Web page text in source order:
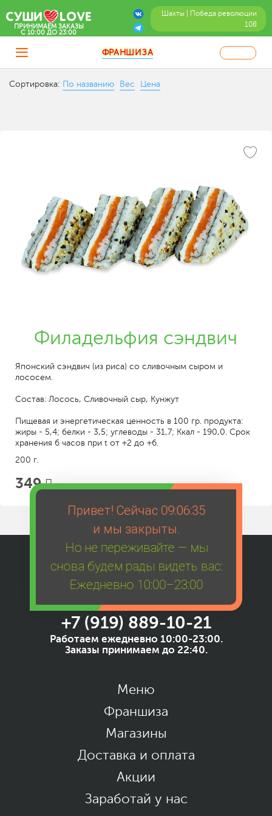
Привет! Сейчас 09:06:35
и мы закрыты.
Но не переживайте — мы
снова будем рады видеть вас:
Ежедневно 10:00–23:00
Шахты | Победа революции
108
ПРИНИМАЕМ ЗАКАЗЫ
C 10:00 ДО 23:00
ФРАНШИЗА
Сортировка: По названию Вес Цена
Филадельфия сэндвич
Японский сэндвич (из риса) со сливочным сыром и
лососем.
Состав: Лосось, Сливочный сыр, Кунжут
Пищевая и энергетическая ценность в 100 гр. продукта:
жиры - 5,4; белки - 3,5; углеводы - 31,7; Ккал - 190,0. Срок
хранения 6 часов при t от +2 до +6.
200 г.
349
+7 (919) 889-10-21
Работаем ежедневно 10:00-23:00.
Заказы принимаем до 22:40.
Меню
Франшиза
Магазины
Доставка и оплата
Акции
Заработай у нас